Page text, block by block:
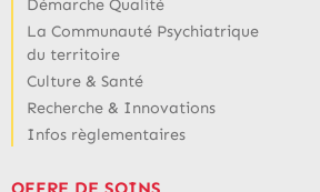
Démarche Qualité
La Communauté Psychiatrique
du territoire
Culture & Santé
Recherche & Innovations
Infos règlementaires